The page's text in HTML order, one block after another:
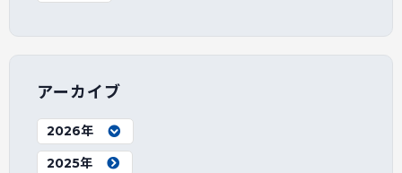
アーカイブ
2026年
2025年